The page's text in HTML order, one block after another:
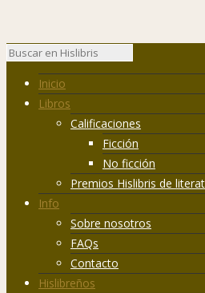
Inicio
Libros
Calificaciones
Ficción
No ficción
Premios Hislibris de
Info
Sobre nosotros
FAQs
Contacto
Hislibreños